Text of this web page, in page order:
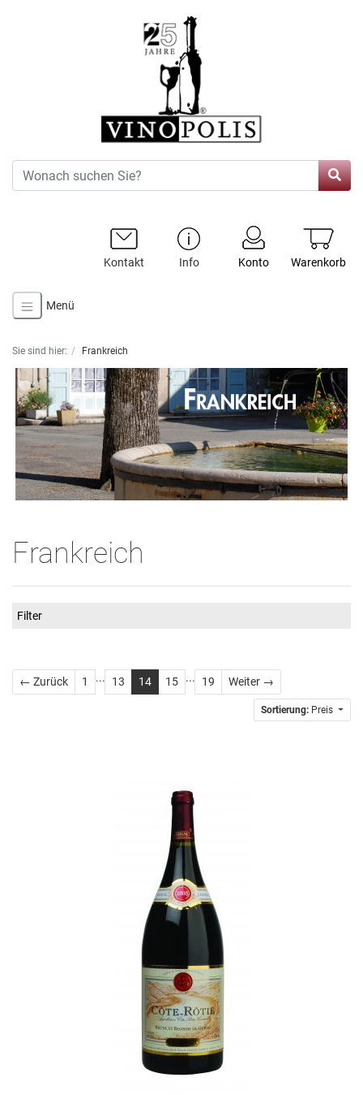
Warenkorb
Konto
Info
Kontakt
Menü
Sie sind hier: Frankreich
Frankreich
Filter
← ZurückZurück
1 ... 13 14 15 ... 19 Weiter →
Sortierung: Preis